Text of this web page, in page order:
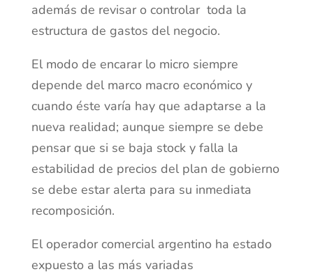
además de revisar o controlar toda la
estructura de gastos del negocio.
El modo de encarar lo micro siempre
depende del marco macro económico y
cuando éste varía hay que adaptarse a la
nueva realidad; aunque siempre se debe
pensar que si se baja stock y falla la
estabilidad de precios del plan de gobierno
se debe estar alerta para su inmediata
recomposición.
El operador comercial argentino ha estado
expuesto a las más variadas